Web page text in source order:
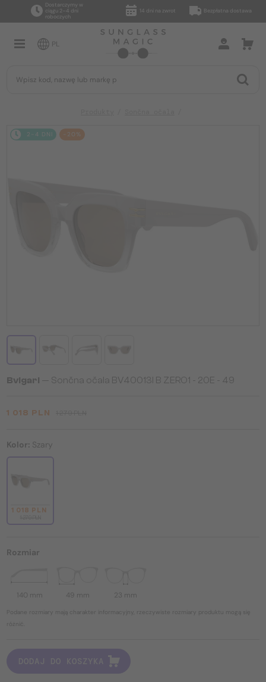
Dostarczymy w
ciągu 2–4 dni
roboczych
14 dni na zwrot Bezpłatna dostawa
PL
2-4 DNI -20%
Bvlgari — Sončna očala BV40013I B ZERO1 - 20E - 49
1 018 PLN
Kolor: Szary
1 018 PLN
Rozmiar
140 mm 49 mm 23 mm
Podane rozmiary mają charakter informacyjny, rzeczywiste rozmiary produktu mogą się
różnić.
DODAJ DO KOSZYKA